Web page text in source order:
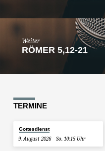
Weiter
RÖMER 5,12-21
TERMINE
Gottesdienst
9. August 2026 So. 10:15 Uhr